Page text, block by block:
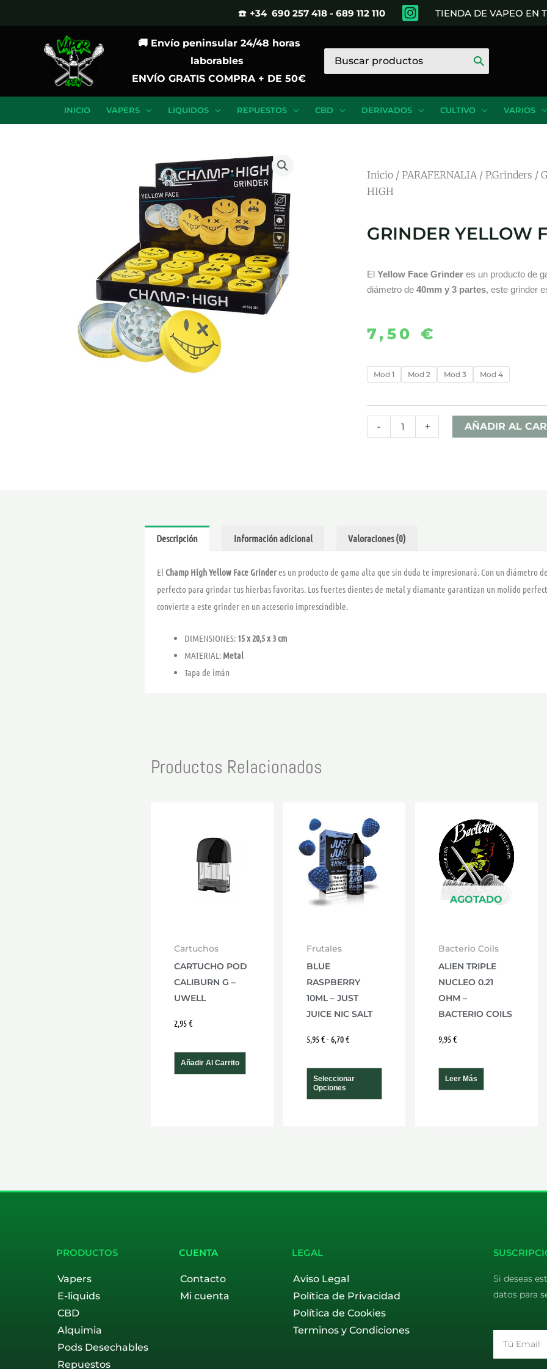
contenido
☎️ +34 690 257 418 - 689 112 110 TIENDA DE VAPEO EN
🚚 Envío peninsular 24/48 horas
laborables
ENVÍO GRATIS COMPRA + DE 50€
Buscar
por:
INICIO VAPERS LIQUIDOS REPUESTOS CBD DERIVADOS CULTIVO VARIOS
Inicio / PARAFERNALIA / P.Grinders /
HIGH
GRINDER YELLOW
El Yellow Face Grinder es un producto de
diámetro de 40mm y 3 partes, este grinder
7,50 €
Mod 1 Mod 2 Mod 3 Mod 4
-
GRINDER
FACE
+ AÑADIR AL
Descripción Información adicional Valoraciones (0)
El Champ High Yellow Face Grinderes un producto de gama alta que sin duda te impresionará. Con un diámetro de
perfecto para grindar tus hierbas favoritas. Los fuertes dientes de metal y diamante garantizan un molido
convierte a este grinder en un accesorio imprescindible.
DIMENSIONES: 15 x 20,5 x 3 cm
MATERIAL: Metal
Tapa de imán
Productos Relacionados
Cartuchos
CARTUCHO POD
CALIBURN G –
UWELL
2,95€
Añadir Al Carrito
Frutales
BLUE
RASPBERRY
10ML – JUST
JUICE NIC SALT
5,95€- 6,70€
precios:
desde
5,95 €
hasta
6,70 €
Seleccionar
Opciones
AGOTADO
Bacterio Coils
ALIEN TRIPLE
NUCLEO 0.21
OHM –
BACTERIO COILS
9,95€
Leer Más
PRODUCTOS
Vapers
E-liquids
CBD
Alquimia
Pods Desechables
Repuestos
CUENTA
Contacto
Mi cuenta
LEGAL
Aviso Legal
Política de Privacidad
Política de Cookies
Terminos y Condiciones
Si deseas
datos para